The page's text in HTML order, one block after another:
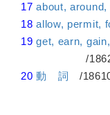
17 about,
18 allow, permit,
19 get, earn,
/
20 動 詞 /